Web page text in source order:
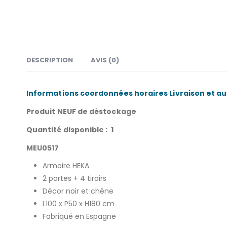
DESCRIPTION AVIS (0)
Informations coordonnées horaires Livraison et
Produit NEUF de déstockage
Quantité disponible : 1
MEU0517
Armoire HEKA
2 portes + 4 tiroirs
Décor noir et chêne
L100 x P50 x H180 cm
Fabriqué en Espagne